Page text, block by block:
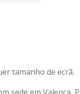
tamanho de ecrã.